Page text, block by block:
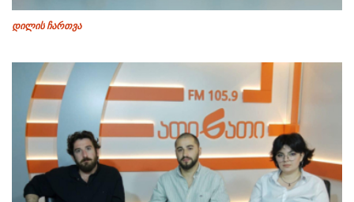
დილის ჩართვა